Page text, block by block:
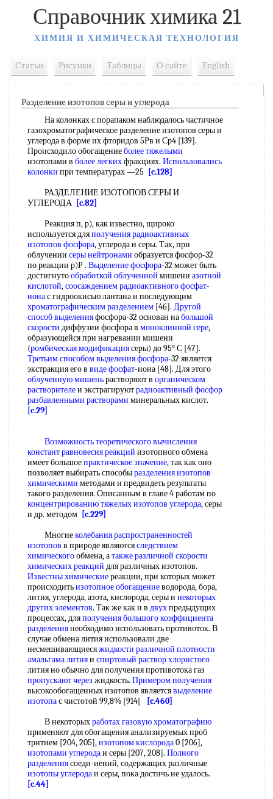
Справочник химика 21
ХИМИЯ И ХИМИЧЕСКАЯ ТЕХНОЛОГИЯ
Статьи Рисунки Таблицы О сайте English
Разделение изотопов серы и углерода
На колонках с порапаком наблюдалось частичное
газохроматографическое разделение изотопов серы и
углерода в форме их фторидов 5Рв и Ср4 [139].
Происходило обогащениеболее тяжелыми
изотопами в более легкихфракциях. Использовались
колонки при температурах —25
[c.128]
РАЗДЕЛЕНИЕ ИЗОТОПОВ СЕРЫ И
УГЛЕРОДА [c.82]
Реакция п, р), как известно, щироко
используется дляполучения радиоактивных
изотопов фосфора, углерода и серы. Так, при
облучении серы нейтронами образуется фосфор-32
по реакции р)Р . Выделение фосфора-32 может быть
достигнутообработкой облученной мишени азотной
кислотой,соосаждением радиоактивногофосфат-
ионас гидроокисью лантана и последующим
хроматографическим разделением [46]. Другой
способ выделенияфосфора-32 основан набольшой
скорости диффузии фосфора в моноклинной сере,
образующейся при нагревании мишени
(ромбическая модификациясеры) до 95° С [47].
Третьим способомвыделения фосфора-32 является
экстракция его в виде фосфат-иона [48]. Для этого
облученную мишеньрастворяют в органическом
растворителеи экстрагируютрадиоактивный фосфор
разбавленными растворами минеральных кислот.
[c.29]
Возможность теоретическоговычисления
констант равновесия реакций изотопного обмена
имеет большоепрактическое значение, так как оно
позволяет выбирать способыразделения изотопов
химическими методами и предвидеть результаты
такого разделения. Описанным в главе 4 работам по
концентрированию тяжелыхизотопов углерода, серы
и др. методом [c.229]
Многиеколебания распространенностей
изотопов в природе являютсяследствием
химическогообмена, атакже различной скорости
химических реакций для различных изотопов.
Известны химическиереакции, при которых может
происходитьизотопное обогащениеводорода, бора,
лития, углерода, азота, кислорода, серы и некоторых
других элементов. Так же как и в двухпредыдущих
процессах, дляполучения большогокоэффициента
разделениянеобходимо использовать противоток. В
случае обмена лития использовали две
несмешивающиесяжидкости различной плотности
амальгама литияи спиртовый раствор хлористого
лития но обычно для получения противотока газ
пропускают через жидкость. Примером получения
высокообогащенных изотопов являетсявыделение
изотопас чистотой 99,8% [914[
[c.460]
В некоторыхработах газовую хроматографию
применяют для обогащения анализируемых проб
тритием [204, 205],изотопом кислорода0 [206],
изотопами углеродаи серы [207, 208]. Полного
разделениясоеди-иений, содержащих различные
изотопы углеродаи серы, пока достичь не удалось.
[c.44]